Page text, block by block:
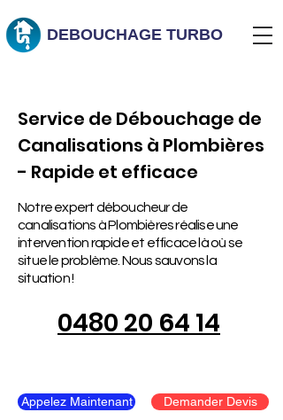
DEBOUCHAGE TURBO
Service de Débouchage de
Canalisations à Plombières
- Rapide et efficace
Notre expert déboucheur de
canalisations à Plombières réalise une
intervention rapide et efficace là où se
situe le problème. Nous sauvons la
situation !
0480 20 64 14
Appelez Maintenant Demander Devis